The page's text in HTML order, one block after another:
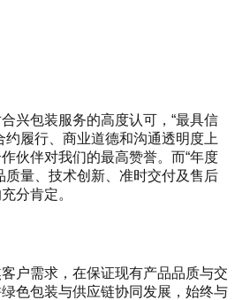
兴包装服务的高度认可，“最具信
约履行、商业道德和沟通透明度上
伙伴对我们的最高赞誉。而“年度
质量、技术创新、准时交付及售后
分肯定。
户需求，在保证现有产品品质与交
色包装与供应链协同发展，始终与